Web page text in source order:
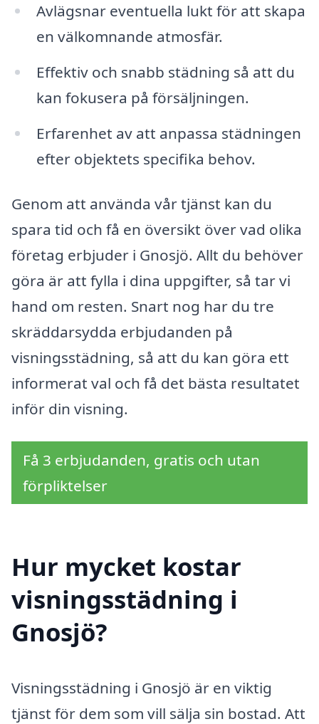
Avlägsnar eventuella lukt för att skapa
en välkomnande atmosfär.
Effektiv och snabb städning så att du
kan fokusera på försäljningen.
Erfarenhet av att anpassa städningen
efter objektets specifika behov.
Genom att använda vår tjänst kan du
spara tid och få en översikt över vad olika
företag erbjuder i Gnosjö. Allt du behöver
göra är att fylla i dina uppgifter, så tar vi
hand om resten. Snart nog har du tre
skräddarsydda erbjudanden på
visningsstädning, så att du kan göra ett
informerat val och få det bästa resultatet
inför din visning.
Få 3 erbjudanden, gratis och utan
förpliktelser
Hur mycket kostar
visningsstädning i
Gnosjö?
Visningsstädning i Gnosjö är en viktig
tjänst för dem som vill sälja sin bostad. Att